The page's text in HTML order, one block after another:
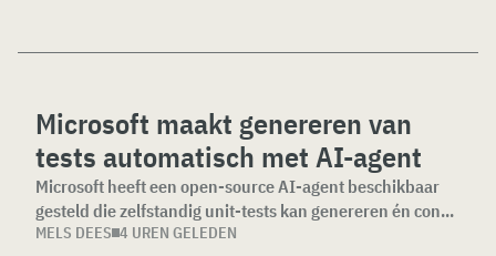
Microsoft maakt genereren van
tests automatisch met AI-agent
Microsoft heeft een open-source AI-agent beschikbaar
gesteld die zelfstandig unit-tests kan genereren én con...
MELS DEES 4 UREN GELEDEN